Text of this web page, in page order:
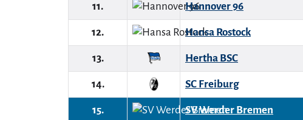
11. Hannover 96
12. Hansa Rostock
13. Hertha BSC
14. SC Freiburg
15. SV Werder Bremen